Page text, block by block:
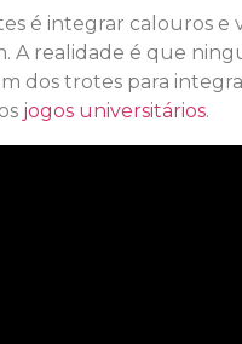
é integrar calouros e
A realidade é que
dos trotes para
jogos universitários.